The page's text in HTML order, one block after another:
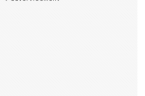
ส่งที่เป็นมิตรกับผู้ส่งสินค้าอย่างเต็มที่
องขั้นตอนและกฎระเบียบในการดำเนิ
บบริษัทญี่ปุ่น อุปสรรคในทางปฏิบัติยัง
มีความจำเป็นต้องตรวจสอบด้วยการด
สริมความคิดริเริ่มต่าง ๆ เพื่อนำไปสู่
าณิชย์